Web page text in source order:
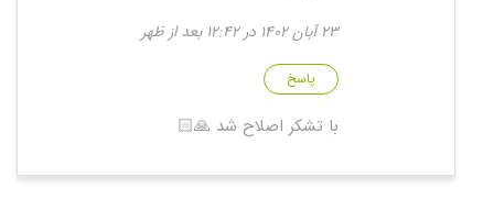
23 آبان 1402 در 12:42 بعد از ظهر
پاسخ
با تشکر اصلاح شد 🙏🏻